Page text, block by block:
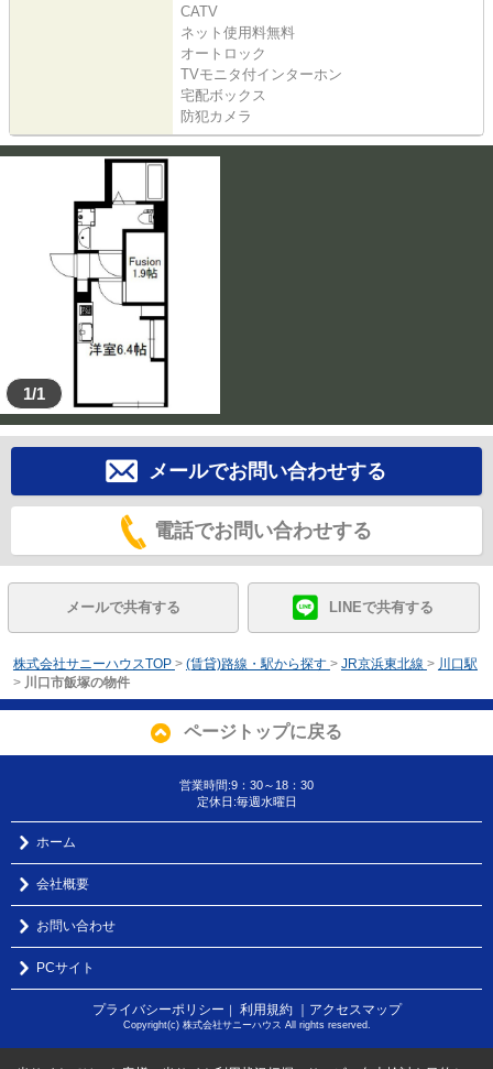
CATV
ネット使用料無料
オートロック
TVモニタ付インターホン
宅配ボックス
防犯カメラ
1/1
メールでお問い合わせする
電話でお問い合わせする
メールで共有する LINEで共有する
株式会社サニーハウスTOP > (賃貸)路線・駅から探す > JR京浜東北線 > 川口駅
> 川口市飯塚の物件
ページトップに戻る
営業時間:9：30～18：30
定休日:毎週水曜日
ホーム
会社概要
お問い合わせ
PCサイト
プライバシーポリシー ｜ 利用規約 ｜アクセスマップ
Copyright(c) 株式会社サニーハウス All rights reserved.